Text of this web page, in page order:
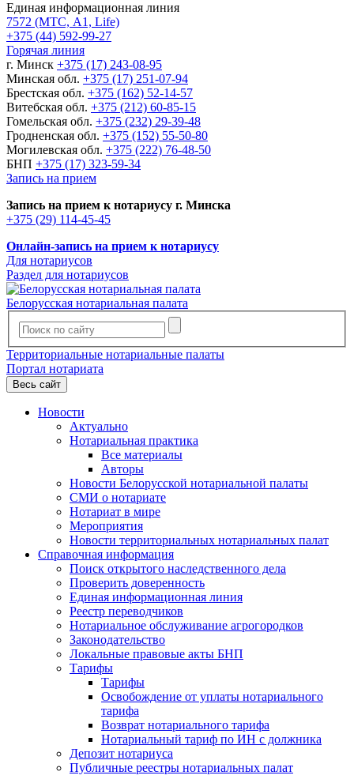
Единая информационная линия
7572 (МТС, A1, Life)
+375 (44) 592-99-27
Горячая линия
г. Минск +375 (17) 243-08-95
Минская обл. +375 (17) 251-07-94
Брестская обл. +375 (162) 52-14-57
Витебская обл. +375 (212) 60-85-15
Гомельская обл. +375 (232) 29-39-48
Гродненская обл. +375 (152) 55-50-80
Могилевская обл. +375 (222) 76-48-50
БНП +375 (17) 323-59-34
Запись на прием
Запись на прием к нотариусу г. Минска
+375 (29) 114-45-45
Онлайн-запись на прием к нотариусу
Для нотариусов
Раздел для нотариусов
Белорусская нотариальная палата
Территориальные нотариальные палаты
Портал нотариата
Весь сайт
Новости
Актуально
Нотариальная практика
Все материалы
Авторы
Новости Белорусской нотариальной палаты
СМИ о нотариате
Нотариат в мире
Мероприятия
Новости территориальных нотариальных палат
Справочная информация
Поиск открытого наследственного дела
Проверить доверенность
Единая информационная линия
Реестр переводчиков
Нотариальное обслуживание агрогородков
Законодательство
Локальные правовые акты БНП
Тарифы
Тарифы
Освобождение от уплаты нотариального
тарифа
Возврат нотариального тарифа
Нотариальный тариф по ИН с должника
Депозит нотариуса
Публичные реестры нотариальных палат